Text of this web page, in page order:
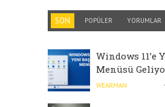
SON POPÜLER YORUMLAR
Windows 11’e
Menüsü
WEARMAN